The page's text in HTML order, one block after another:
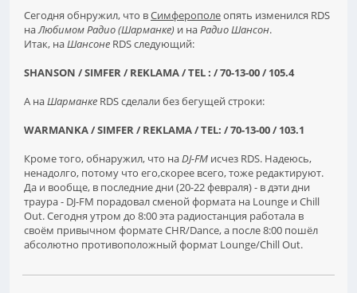
Сегодня обнружил, что вСимферополеопять изменился RDS
наЛюбимом Радио (Шарманке) и наРадио Шансон.
Итак, наШансоне RDS следующий:
SHANSON / SIMFER / REKLAMA / TEL : / 70-13-00 / 105.4
А наШарманке RDS сделали без бегущей строки:
WARMANKA / SIMFER / REKLAMA / TEL: / 70-13-00 / 103.1
Кроме того, обнаружил, что наDJ-FM исчез RDS. Надеюсь,
ненадолго, потому что его,скорее всего, тоже редактируют.
Да и вообще, в последние дни (20-22 февраля) - в дэти дни
траура - DJ-FM порадовал сменой формата на Lounge и Chill
Out. Сегодня утром до 8:00 эта радиостанция работала в
своём привычном формате CHR/Dance, а после 8:00 пошёл
абсолютно противоположный формат Lounge/Chill Out.